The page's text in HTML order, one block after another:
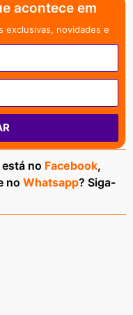
acontece em
exclusivas, novidades e
no Facebook,
no Whatsapp? Siga-